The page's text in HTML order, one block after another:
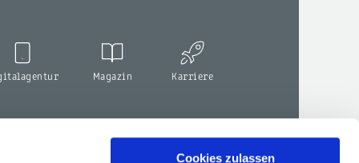
Cookies zulassen
Magazin Karriere